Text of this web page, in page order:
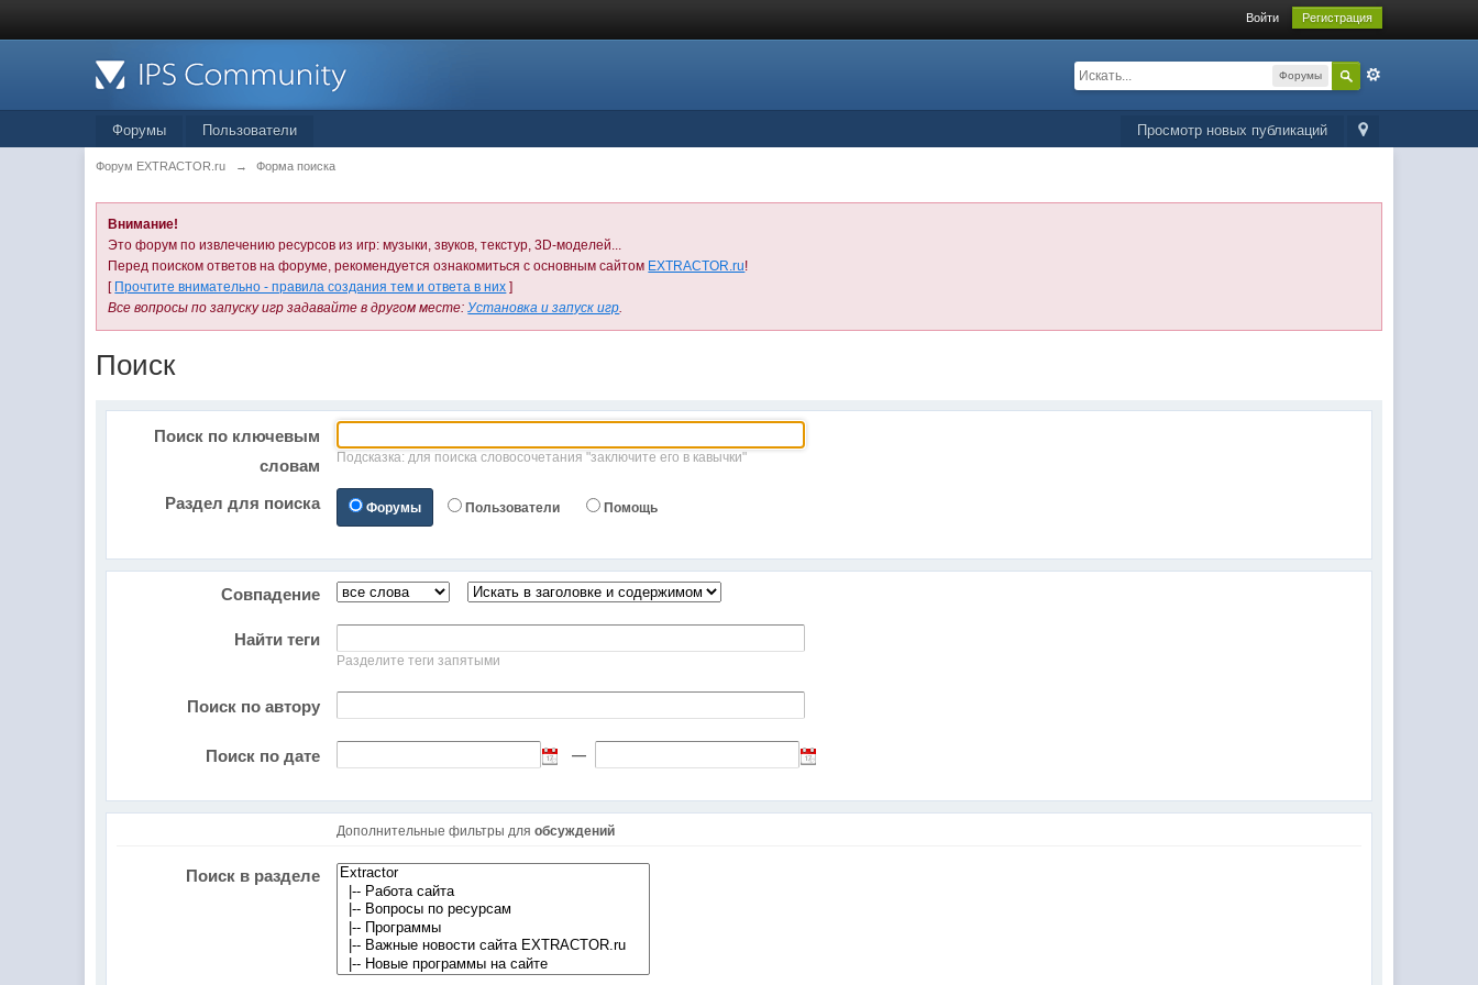
Войти Регистрация
Форумы
Просмотр новых публикаций
Форумы Пользователи
Форум EXTRACTOR.ru → Форма поиска
Внимание!
Это форум по извлечению ресурсов из игр: музыки, звуков, текстур, 3D-моделей...
Перед поиском ответов на форуме, рекомендуется ознакомиться с основным сайтом EXTRACTOR.ru!
[ Прочтите внимательно - правила создания тем и ответа в них ]
Все вопросы по запуску игр задавайте в другом месте:Установка и запуск игр.
Поиск
Поиск по ключевым
словам
Подсказка: для поиска словосочетания "заключите его в кавычки"
Раздел для поиска Форумы Пользователи Помощь
Совпадение
Найти теги
Разделите теги запятыми
Поиск по автору
Поиск по дате —
Дополнительные фильтры дляобсуждений
Поиск в разделе